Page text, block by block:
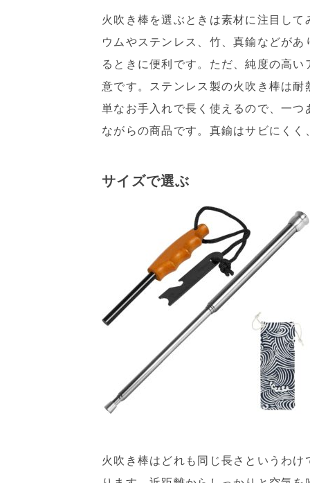
火吹き棒を選ぶときは素材に注目し
ウムやステンレス、竹、真鍮などが
るときに便利です。ただ、純度の高
意です。ステンレス製の火吹き棒は
単なお手入れで長く使えるので、一
ながらの商品です。真鍮はサビにく
サイズで選ぶ
火吹き棒はどれも同じ長さという